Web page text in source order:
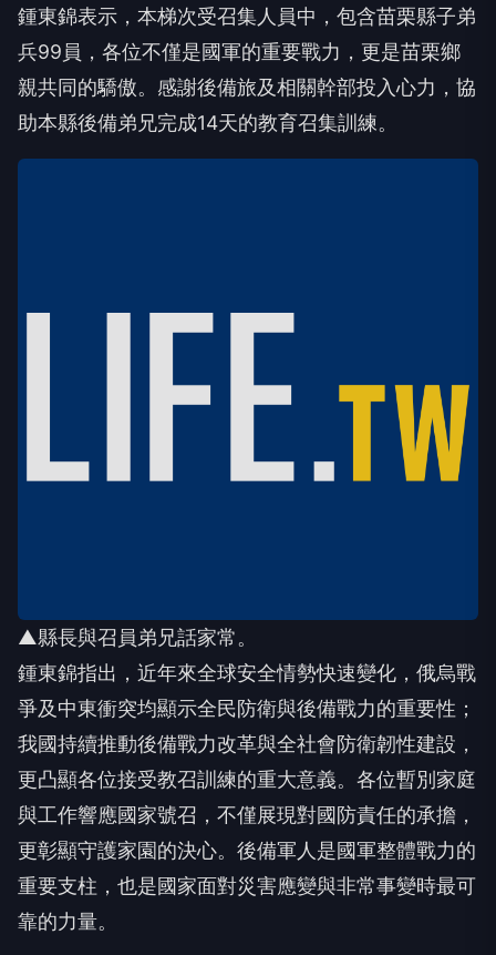
鍾東錦表示，本梯次受召集人員中，包含苗栗縣子弟
兵99員，各位不僅是國軍的重要戰力，更是苗栗鄉
親共同的驕傲。感謝後備旅及相關幹部投入心力，協
助本縣後備弟兄完成14天的教育召集訓練。
▲縣長與召員弟兄話家常。
鍾東錦指出，近年來全球安全情勢快速變化，俄烏戰
爭及中東衝突均顯示全民防衛與後備戰力的重要性；
我國持續推動後備戰力改革與全社會防衛韌性建設，
更凸顯各位接受教召訓練的重大意義。各位暫別家庭
與工作響應國家號召，不僅展現對國防責任的承擔，
更彰顯守護家園的決心。後備軍人是國軍整體戰力的
重要支柱，也是國家面對災害應變與非常事變時最可
靠的力量。